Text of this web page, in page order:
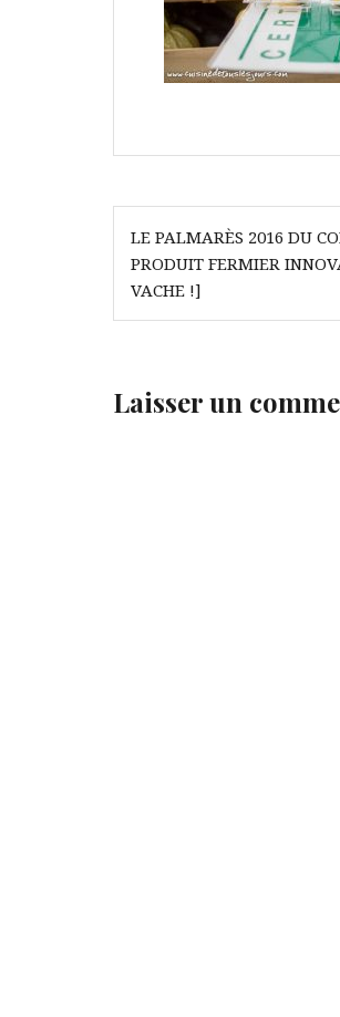
Navigation
de
l’article
LE PALMARÈS 2016 DU
PRODUIT FERMIER
VACHE !]
Laisser un